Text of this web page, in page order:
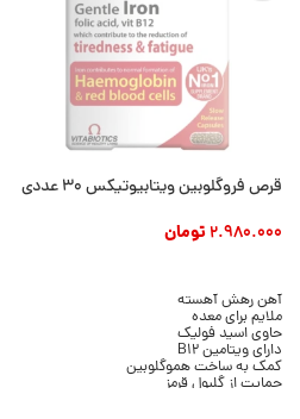
قرص فروگلوبین ویتابیوتیکس ۳۰ عددی
2.980.000تومان
آهن رهش آهسته
ملایم برای معده
حاوی اسید فولیک
دارای ویتامین B12
کمک به ساخت هموگلوبین
حمایت از گلبول قرمز